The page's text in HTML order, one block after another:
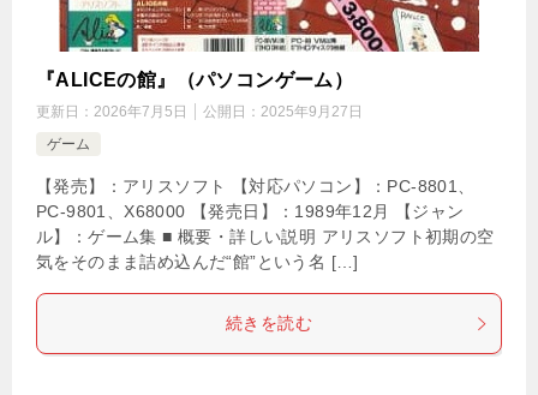
『ALICEの館』（パソコンゲーム）
更新日： 2026年7月5日 公開日： 2025年9月27日
ゲーム
【発売】：アリスソフト 【対応パソコン】：PC-8801、
PC-9801、X68000 【発売日】：1989年12月 【ジャン
ル】：ゲーム集 ■ 概要・詳しい説明 アリスソフト初期の空
気をそのまま詰め込んだ“館”という名 […]
続きを読む